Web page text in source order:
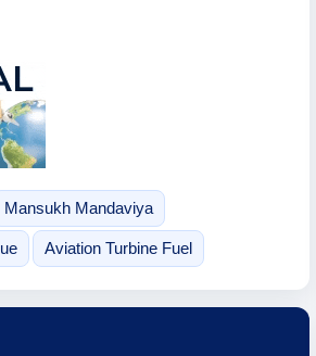
Mansukh Mandaviya
Aviation Turbine Fuel